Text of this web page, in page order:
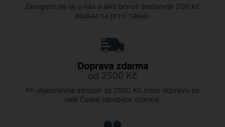
Zaregistrujte se u nás a jako bonus dostanete 200 Kč
poukaz na první nákup.
Doprava zdarma
od 2500 Kč
Při objednávce alespoň za 2500 Kč máte dopravu po
celé České republice zdarma.